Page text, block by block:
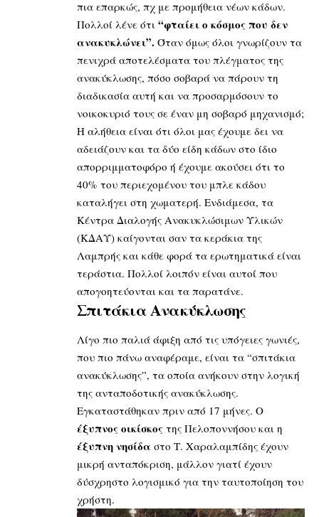
πια επαρκώς, πχ με προμήθεια νέων κάδων.
Πολλοί λένε ότι “φταίει ο κόσμος που δεν
ανακυκλώνει”. Όταν όμως όλοι γνωρίζουν τα
πενιχρά αποτελέσματα του πλέγματος της
ανακύκλωσης, πόσο σοβαρά να πάρουν τη
διαδικασία αυτή και να προσαρμόσουν το
νοικοκυριό τους σε έναν μη σοβαρό μηχανισμό;
Η αλήθεια είναι ότι όλοι μας έχουμε δει να
αδειάζουν και τα δύο είδη κάδων στο ίδιο
απορριμματοφόρο ή έχουμε ακούσει ότι το
40% του περιεχομένου του μπλε κάδου
καταλήγει στη χωματερή. Ενδιάμεσα, τα
Κέντρα Διαλογής Ανακυκλώσιμων Υλικών
(ΚΔΑΥ) καίγονται σαν τα κεράκια της
Λαμπρής και κάθε φορά τα ερωτηματικά είναι
τεράστια. Πολλοί λοιπόν είναι αυτοί που
απογοητεύονται και τα παρατάνε.
Σπιτάκια Ανακύκλωσης
Λίγο πιο παλιά άφιξη από τις υπόγειες γωνιές,
που πιο πάνω αναφέραμε, είναι τα “σπιτάκια
ανακύκλωσης”, τα οποία ανήκουν στην λογική
της ανταποδοτικής ανακύκλωσης.
Εγκαταστάθηκαν πριν από 17 μήνες. Ο
έξυπνος οικίσκος της Πελοποννήσου και η
έξυπνη νησίδα στο Τ. Χαραλαμπίδης έχουν
μικρή ανταπόκριση, μάλλον γιατί έχουν
δύσχρηστο λογισμικό για την ταυτοποίηση του
χρήστη.